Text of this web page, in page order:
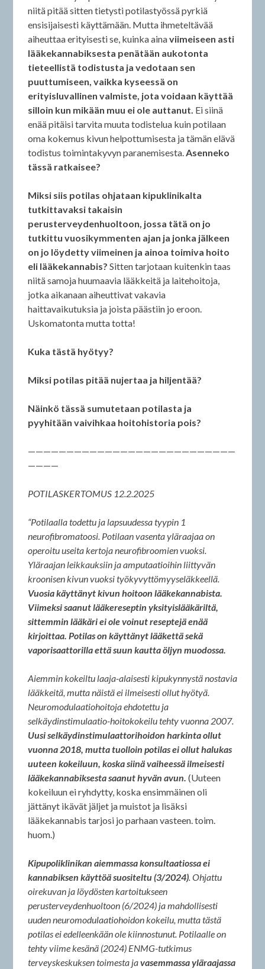
niitä pitää sitten tietysti potilastyössä pyrkiä
ensisijaisesti käyttämään. Mutta ihmeteltävää
aiheuttaa erityisesti se, kuinka ainaviimeiseen asti
lääkekannabiksesta penätään aukotonta
tieteellistä todistusta ja vedotaan sen
puuttumiseen, vaikka kyseessä on
erityisluvallinen valmiste, jota voidaan käyttää
silloin kun mikään muu ei ole auttanut. Ei siinä
enää pitäisi tarvita muuta todistelua kuin potilaan
oma kokemus kivun helpottumisesta ja tämän elävä
todistus toimintakyvyn paranemisesta.Asenneko
tässä ratkaisee?
Miksi siis potilas ohjataan kipuklinikalta
tutkittavaksi takaisin
perusterveydenhuoltoon, jossa tätä on jo
tutkittu vuosikymmenten ajan ja jonka jälkeen
on jo löydetty viimeinen ja ainoa toimiva hoito
eli lääkekannabis? Sitten tarjotaan kuitenkin taas
niitä samoja huumaavia lääkkeitä ja laitehoitoja,
jotka aikanaan aiheuttivat vakavia
haittavaikutuksia ja joista päästiin jo eroon.
Uskomatonta mutta totta!
Kuka tästä hyötyy?
Miksi potilas pitää nujertaa ja hiljentää?
Näinkö tässä sumutetaan potilasta ja
pyyhitään vaivihkaa hoitohistoria pois?
———————————————————————————
————
POTILASKERTOMUS 12.2.2025
“Potilaalla todettu ja lapsuudessa tyypin 1
neurofibromatoosi. Potilaan vasenta yläraajaa on
operoitu useita kertoja neurofibroomien vuoksi.
Yläraajan leikkauksiin ja amputaatioihin liittyvän
kroonisen kivun vuoksi työkyvyttömyyseläkkeellä.
Vuosia käyttänyt kivun hoitoon lääkekannabista.
Viimeksi saanut lääkereseptin yksityislääkäriltä,
sittemmin lääkäri ei ole voinut reseptejä enää
kirjoittaa. Potilas on käyttänyt lääkettä sekä
vaporisaattorilla että suun kautta öljyn muodossa.
Aiemmin kokeiltu laaja-alaisesti kipukynnystä nostavia
lääkkeitä, mutta näistä ei ilmeisesti ollut hyötyä.
Neuromodulaatiohoitoja ehdotettu ja
selkäydinstimulaatio-hoitokokeilu tehty vuonna 2007.
Uusi selkäydinstimulaattorihoidon harkinta ollut
vuonna 2018, mutta tuolloin potilas ei ollut halukas
uuteen kokeiluun, koska siinä vaiheessä ilmeisesti
lääkekannabiksesta saanut hyvän avun. (Uuteen
kokeiluun ei ryhdytty, koska ensimmäinen oli
jättänyt ikävät jäljet ja muistot ja lisäksi
lääkekannabis tarjosi jo parhaan vasteen. toim.
huom.)
Kipupoliklinikan aiemmassa konsultaatiossa ei
kannabiksen käyttöä suositeltu (3/2024). Ohjattu
oirekuvan ja löydösten kartoitukseen
perusterveydenhuoltoon (6/2024) ja mahdollisesti
uuden neuromodulaatiohoidon kokeilu, mutta tästä
potilas ei edelleenkään ole kiinnostunut. Potilaalle on
tehty viime kesänä (2024) ENMG-tutkimus
terveyskeskuksen toimesta javasemmassa yläraajassa